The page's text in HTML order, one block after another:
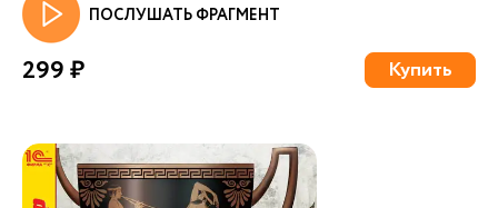
ПОСЛУШАТЬ ФРАГМЕНТ
299 ₽ Купить